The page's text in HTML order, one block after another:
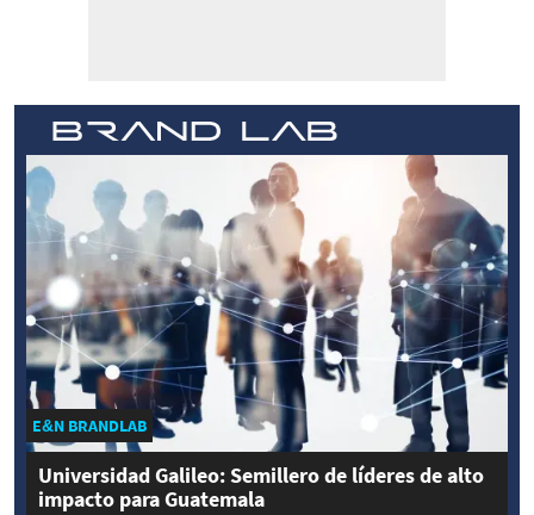
E&N BRANDLAB
Universidad Galileo: Semillero de líderes de alto
impacto para Guatemala